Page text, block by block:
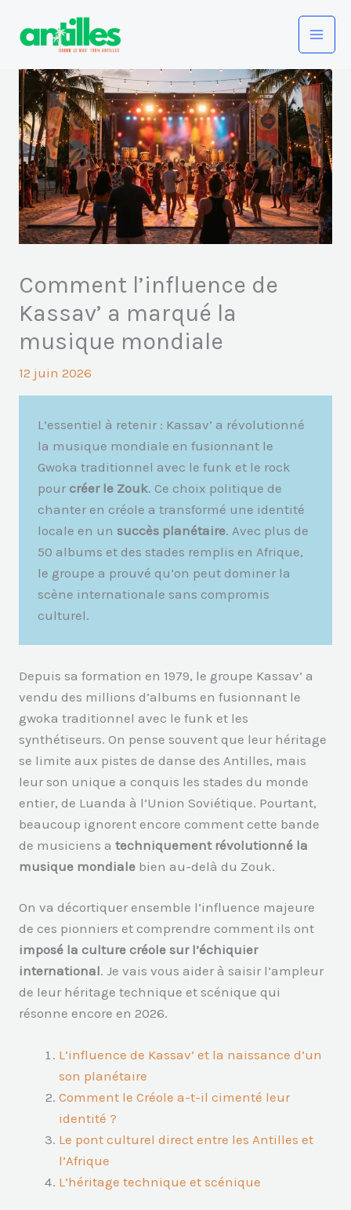
Comment l’influence de
Kassav’ a marqué la
musique mondiale
12 juin 2026
L’essentiel à retenir : Kassav’ a révolutionné
la musique mondiale en fusionnant le
Gwoka traditionnel avec le funk et le rock
pour créer le Zouk. Ce choix politique de
chanter en créole a transformé une identité
locale en un succès planétaire. Avec plus de
50 albums et des stades remplis en Afrique,
le groupe a prouvé qu’on peut dominer la
scène internationale sans compromis
culturel.
Depuis sa formation en 1979, le groupe Kassav’ a
vendu des millions d’albums en fusionnant le
gwoka traditionnel avec le funk et les
synthétiseurs. On pense souvent que leur héritage
se limite aux pistes de danse des Antilles, mais
leur son unique a conquis les stades du monde
entier, de Luanda à l’Union Soviétique. Pourtant,
beaucoup ignorent encore comment cette bande
de musiciens atechniquement révolutionné la
musique mondiale bien au-delà du Zouk.
On va décortiquer ensemble l’influence majeure
de ces pionniers et comprendre comment ils ont
imposé la culture créole sur l’échiquier
international. Je vais vous aider à saisir l’ampleur
de leur héritage technique et scénique qui
résonne encore en 2026.
L’influence de Kassav’ et la naissance d’un
son planétaire
Comment le Créole a-t-il cimenté leur
identité ?
Le pont culturel direct entre les Antilles et
l’Afrique
L’héritage technique et scénique